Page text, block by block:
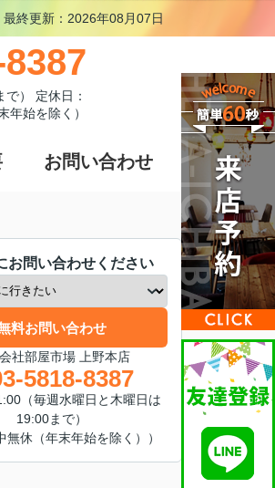
最終更新：2026年08月07日
） 定休日：
年始を除く）
お問い合わせ
お問い合わせください
料お問い合わせ
社部屋市場 上野本店
5818-8387
（毎週水曜日と木曜日は
19:00まで）
無休（年末年始を除く））